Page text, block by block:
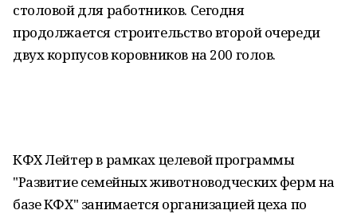
столовой для работников. Сегодня
продолжается строительство второй очереди
двух корпусов коровников на 200 голов.
КФХ Лейтер в рамках целевой программы
"Развитие семейных животноводческих ферм на
базе КФХ" занимается организацией цеха по